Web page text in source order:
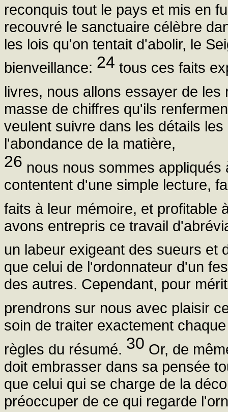
reconquis tout le pays et mis en
recouvré le sanctuaire célèbre
les lois qu'on tentait d'abolir, le
bienveillance: 24 tous ces faits
livres, nous allons essayer de
masse de chiffres qu'ils
veulent suivre dans les détails
l'abondance de la matière,
26 nous nous sommes
contentent d'une simple lecture,
faits à leur mémoire, et profitable
avons entrepris ce travail
un labeur exigeant des sueurs et
que celui de l'ordonnateur d'un
des autres. Cependant, pour
prendrons sur nous avec plaisir
soin de traiter exactement
règles du résumé. 30 Or, de
doit embrasser dans sa pensée
que celui qui se charge de la
préoccuper de ce qui regarde